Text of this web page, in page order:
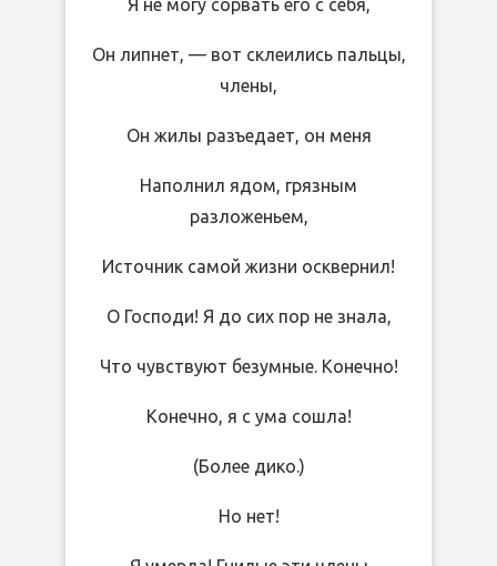
Я не могу сорвать его с себя,
Он липнет, — вот склеились пальцы,
члены,
Он жилы разъедает, он меня
Наполнил ядом, грязным
разложеньем,
Источник самой жизни осквернил!
О Господи! Я до сих пор не знала,
Что чувствуют безумные. Конечно!
Конечно, я с ума сошла!
(Более дико.)
Но нет!